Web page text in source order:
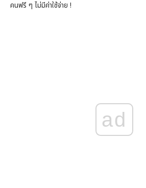
คนฟรี ๆ ไม่มีค่าใช้จ่าย !
ad